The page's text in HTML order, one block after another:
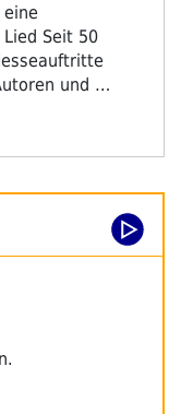
Seit 50
und …